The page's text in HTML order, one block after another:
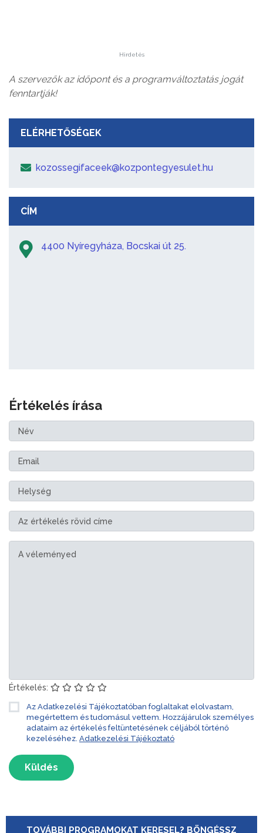
Hirdetés
A szervezők az időpont és a programváltoztatás jogát
fenntartják!
ELÉRHETŐSÉGEK
kozossegifaceek@kozpontegyesulet.hu
CÍM
4400 Nyíregyháza, Bocskai út 25.
Értékelés írása
Értékelés:
Az Adatkezelési Tájékoztatóban foglaltakat elolvastam,
megértettem és tudomásul vettem. Hozzájárulok személyes
adataim az értékelés feltüntetésének céljából történő
kezeléséhez. Adatkezelési Tájékoztató
Küldés
TOVÁBBI PROGRAMOKAT KERESEL? BÖNGÉSSZ